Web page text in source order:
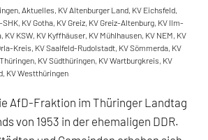
, Aktuelles, KV Altenburger Land, KV Eichsfeld,
SHK, KV Gotha, KV Greiz, KV Greiz-Altenburg, KV Ilm-
, KV KSW, KV Kyffhäuser, KV Mühlhausen, KV NEM, KV
Kreis, KV Saalfeld-Rudolstadt, KV Sömmerda, KV
, KV Südthüringen, KV Wartburgkreis, KV
, KV Westthüringen
AfD-Fraktion im Thüringer Landtag
von 1953 in der ehemaligen DDR.